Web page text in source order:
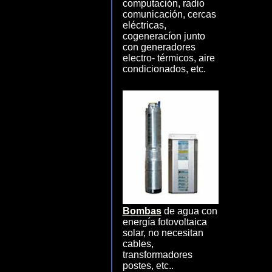
computación, radio
comunicación, cercas
eléctricas,
cogeneracíon junto
con generadores
electro- térmicos, aire
condicionados, etc.
Bombasde agua con
energía fotovoltaica
solar, no necesitan
cables,
transformadores
postes, etc..